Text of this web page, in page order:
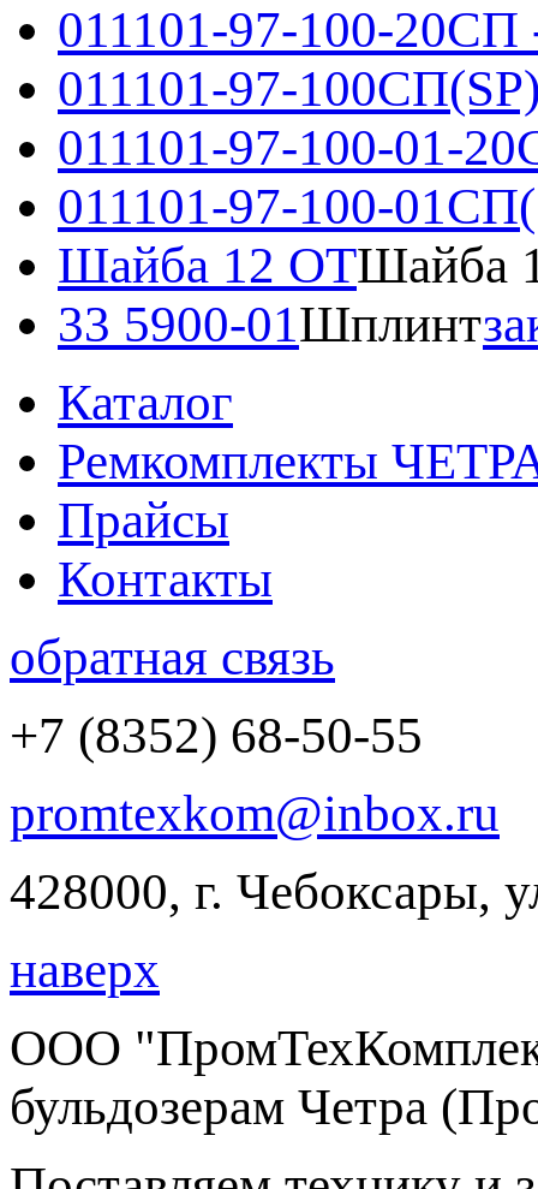
011101-97-100-20СП
011101-97-
011101-97-100-01-
011101-97-100-
Шайба 12 ОТШайба
33 5900-01Шплинт
Каталог
Ремкомплекты
Прайсы
Контакты
обратная связь
+7 (8352) 68-50-55
promtexkom@inbox.ru
428000, г. Чебоксары,
наверх
ООО
бульдозерам Четра